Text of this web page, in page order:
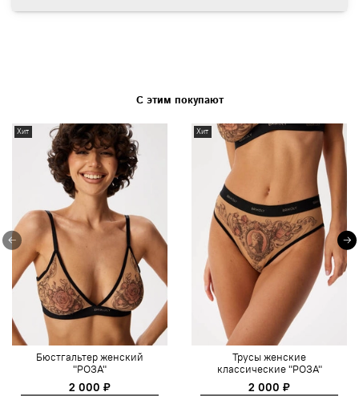
С этим покупают
Хит
Бюстгальтер женский
"РОЗА"
2 000 ₽
Хит
Трусы женские
классические "РОЗА"
2 000 ₽